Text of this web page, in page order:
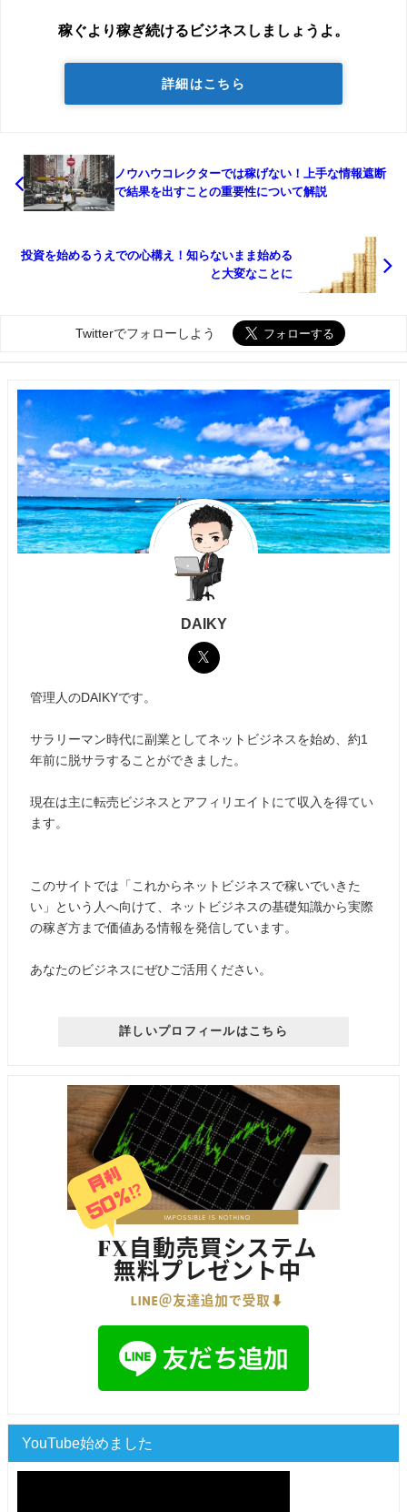
稼ぐより稼ぎ続けるビジネスしましょうよ。
詳細はこちら
ノウハウコレクターでは稼げない！上手な情報遮断
で結果を出すことの重要性について解説
投資を始めるうえでの心構え！知らないまま始める
と大変なことに
Twitterでフォローしよう
DAIKY
管理人のDAIKYです。
サラリーマン時代に副業としてネットビジネスを始め、約1
年前に脱サラすることができました。
現在は主に転売ビジネスとアフィリエイトにて収入を得てい
ます。
このサイトでは「これからネットビジネスで稼いでいきた
い」という人へ向けて、ネットビジネスの基礎知識から実際
の稼ぎ方まで価値ある情報を発信しています。
あなたのビジネスにぜひご活用ください。
詳しいプロフィールはこちら
YouTube始めました